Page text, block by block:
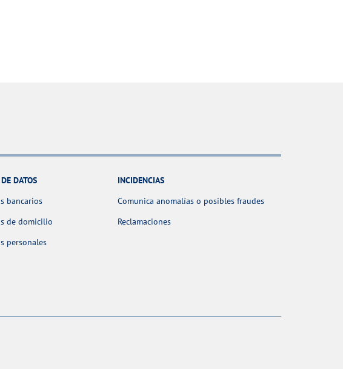
DATOS
bancarios
de domicilio
personales
INCIDENCIAS
Comunica anomalías o posibles fraudes
Reclamaciones